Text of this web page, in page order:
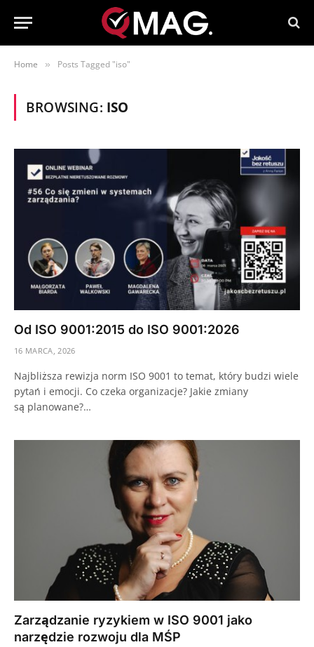
Home » Posts Tagged "iso"
BROWSING: ISO
Od ISO 9001:2015 do ISO 9001:2026
16 MARCA, 2026
Najbliższa rewizja norm ISO 9001 to temat, który budzi wiele
pytań i emocji. Co czeka organizacje? Jakie zmiany
są planowane?…
Zarządzanie ryzykiem w ISO 9001 jako
narzędzie rozwoju dla MŚP